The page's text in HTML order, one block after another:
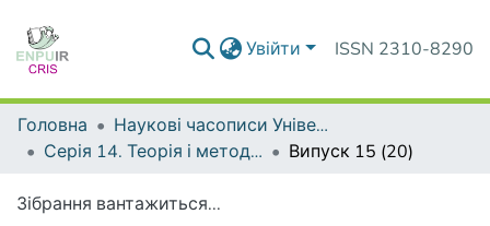
Увійти ISSN 2310-8290
Головна
Наукові часописи Університету
Серія 14. Теорія і методика мистецької освіти
Випуск 15 (20)
Зібрання вантажиться...